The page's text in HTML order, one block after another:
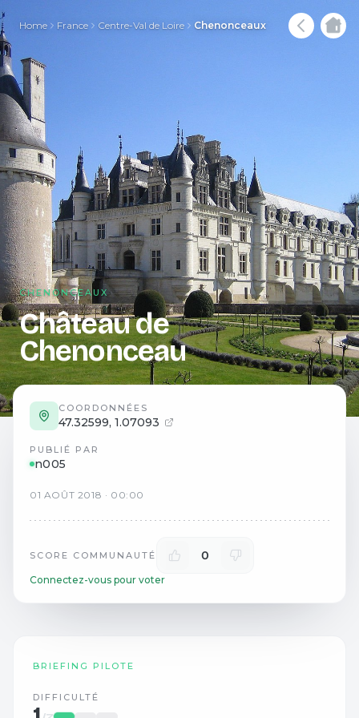
Home France Centre-Val de Loire Chenonceaux
CHENONCEAUX
Château de
Chenonceau
COORDONNÉES
47.32599, 1.07093
PUBLIÉ PAR
n005
01 AOÛT 2018 · 00:00
SCORE COMMUNAUTÉ 0
Connectez-vous pour voter
BRIEFING PILOTE
DIFFICULTÉ